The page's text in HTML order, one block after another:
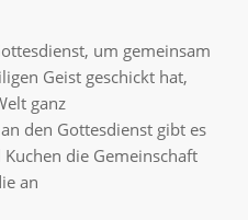
um gemeinsam
Geist geschickt hat,
ganz
den Gottesdienst gibt es
die Gemeinschaft
an